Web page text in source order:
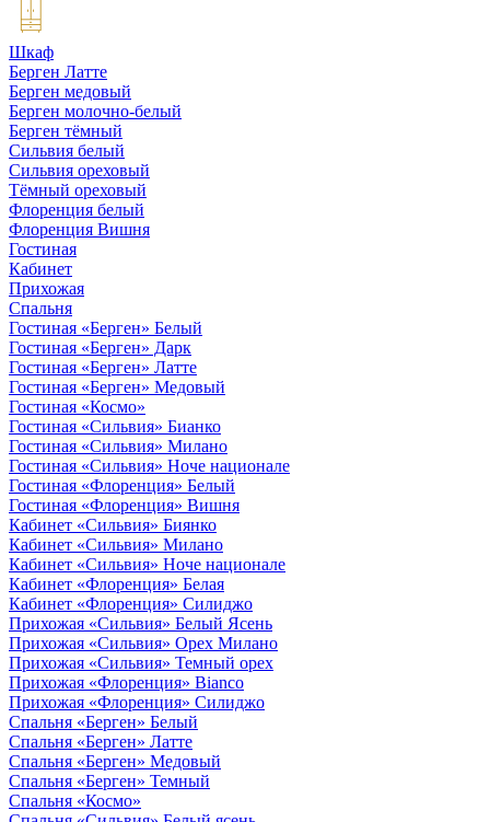
Шкаф
Берген Латте
Берген медовый
Берген молочно-белый
Берген тёмный
Сильвия белый
Сильвия ореховый
Тёмный ореховый
Флоренция белый
Флоренция Вишня
Гостиная
Кабинет
Прихожая
Спальня
Гостиная «Берген» Белый
Гостиная «Берген» Дарк
Гостиная «Берген» Латте
Гостиная «Берген» Медовый
Гостиная «Космо»
Гостиная «Сильвия» Бианко
Гостиная «Сильвия» Милано
Гостиная «Сильвия» Ноче национале
Гостиная «Флоренция» Белый
Гостиная «Флоренция» Вишня
Кабинет «Сильвия» Биянко
Кабинет «Сильвия» Милано
Кабинет «Сильвия» Ноче национале
Кабинет «Флоренция» Белая
Кабинет «Флоренция» Силиджо
Прихожая «Сильвия» Белый Ясень
Прихожая «Сильвия» Орех Милано
Прихожая «Сильвия» Темный орех
Прихожая «Флоренция» Bianco
Прихожая «Флоренция» Силиджо
Спальня «Берген» Белый
Спальня «Берген» Латте
Спальня «Берген» Медовый
Спальня «Берген» Темный
Спальня «Космо»